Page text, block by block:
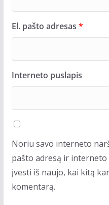
El. pašto adresas *
Interneto puslapis
Noriu savo interneto
pašto adresą ir
įvesti iš naujo, kai kitą
komentarą.